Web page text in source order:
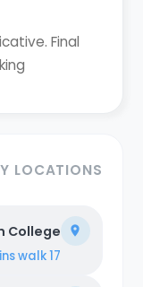
Final
LOCATIONS
College
17 mins
walk